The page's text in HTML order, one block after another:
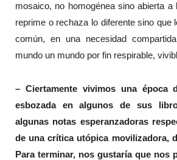
mosaico, no homogénea sino abierta a
reprime o rechaza lo diferente sino que
común, en una necesidad
mundo un mundo por fin respirable,
– Ciertamente vivimos una época
esbozada en algunos de sus
algunas notas esperanzadoras
de una crítica utópica movilizadora,
Para terminar, nos gustaría que nos